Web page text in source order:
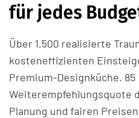
für jedes
Über 1.500 realisierte
kosteneffizienten
Premium-Designküche. 85
Weiterempfehlungsquote
Planung und fairen